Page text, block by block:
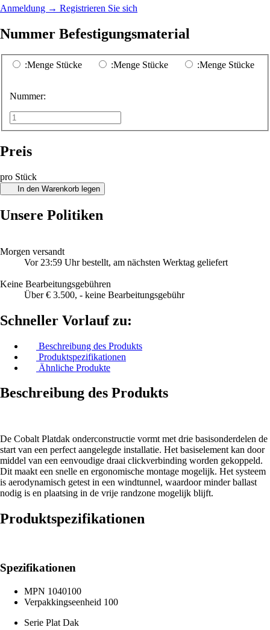
Anmeldung → Registrieren Sie sich
Nummer Befestigungsmaterial
:Menge Stücke :Menge Stücke :Menge Stücke
Nummer:
Preis
pro Stück
In den Warenkorb legen
Unsere Politiken
Morgen versandt
Vor 23:59 Uhr bestellt, am nächsten Werktag geliefert
Keine Bearbeitungsgebühren
Über € 3.500, - keine Bearbeitungsgebühr
Schneller Vorlauf zu:
Beschreibung des Produkts
Produktspezifikationen
Ähnliche Produkte
Beschreibung des Produkts
De Cobalt Platdak onderconstructie vormt met drie basisonderdelen de
start van een perfect aangelegde installatie. Het basiselement kan door
middel van een eenvoudige draai clickverbinding worden gekoppeld.
Dit maakt een snelle en ergonomische montage mogelijk. Het systeem
is aerodynamisch getest in een windtunnel, waardoor minder ballast
nodig is en plaatsing in de vrije randzone mogelijk blijft.
Produktspezifikationen
Spezifikationen
MPN 1040100
Verpakkingseenheid 100
Serie Plat Dak